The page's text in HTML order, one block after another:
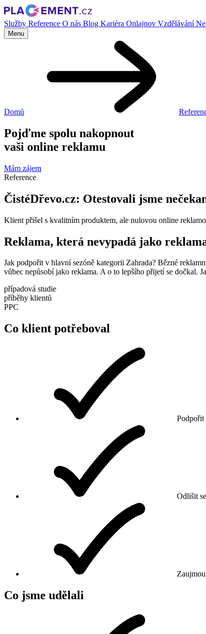
Služby Reference O nás Blog Kariéra Onlajnov Vzdělávání
Menu
Domů
Pojďme spolu nakopnout
vaši online reklamu
Mám zájem
Reference
ČistéDřevo.cz: Otestovali jsme
Klient přišel s kvalitním produktem, ale nulovou online
Reklama, která nevypadá jako
Jak podpořit v hlavní sezóně kategorii Zahrada? Bězné
vůbec nepůsobí jako reklama. A o to lepšího přijetí se dočkal.
případová studie
příběhy klientů
PPC
Co klient potřeboval
Podpořit
Odlišit
Co jsme udělali